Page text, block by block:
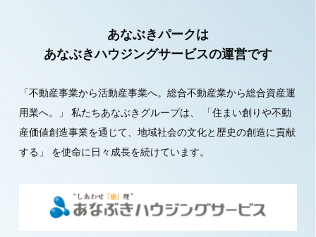
あなぶきパークは
あなぶきハウジングサービスの運営です
「不動産事業から活動産事業へ。総合不動産業から総合資産運
用業へ。」
私たちあなぶきグループは、
「住まい創りや不動
産価値創造事業を通じて、地域社会の文化と歴史の創造に貢献
する」
を使命に日々成長を続けています。